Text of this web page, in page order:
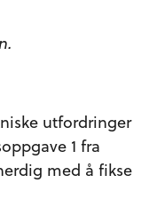
utfordringer
1 fra
med å fikse